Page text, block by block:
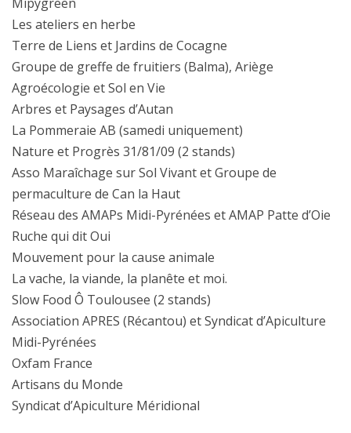
Les ateliers en herbe
Terre de Liens et Jardins de Cocagne
Groupe de greffe de fruitiers (Balma), Ariège
Agroécologie et Sol en Vie
Arbres et Paysages d’Autan
La Pommeraie AB (samedi uniquement)
Nature et Progrès 31/81/09 (2 stands)
Asso Maraîchage sur Sol Vivant et Groupe de
permaculture de Can la Haut
Réseau des AMAPs Midi-Pyrénées et AMAP Patte d’Oie
Ruche qui dit Oui
Mouvement pour la cause animale
La vache, la viande, la planête et moi.
Slow Food Ô Toulousee (2 stands)
Association APRES (Récantou) et Syndicat d’Apiculture
Midi-Pyrénées
Oxfam France
Artisans du Monde
Syndicat d’Apiculture Méridional